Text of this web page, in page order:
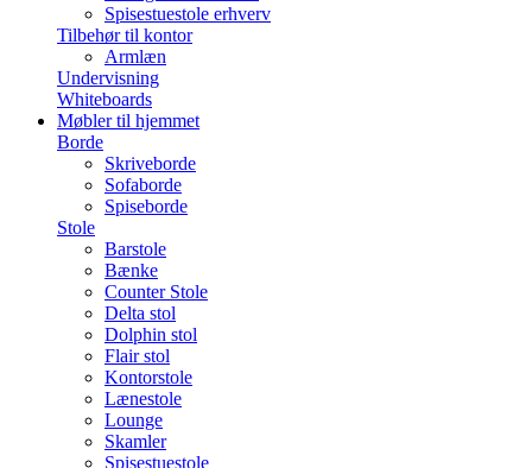
Spisestuestole erhverv
Tilbehør til kontor
Armlæn
Undervisning
Whiteboards
Møbler til hjemmet
Borde
Skriveborde
Sofaborde
Spiseborde
Stole
Barstole
Bænke
Counter Stole
Delta stol
Dolphin stol
Flair stol
Kontorstole
Lænestole
Lounge
Skamler
Spisestuestole